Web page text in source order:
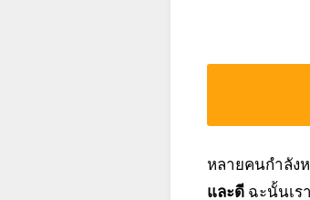
หลายคนกำลัง
และดี ฉะนั้นเร